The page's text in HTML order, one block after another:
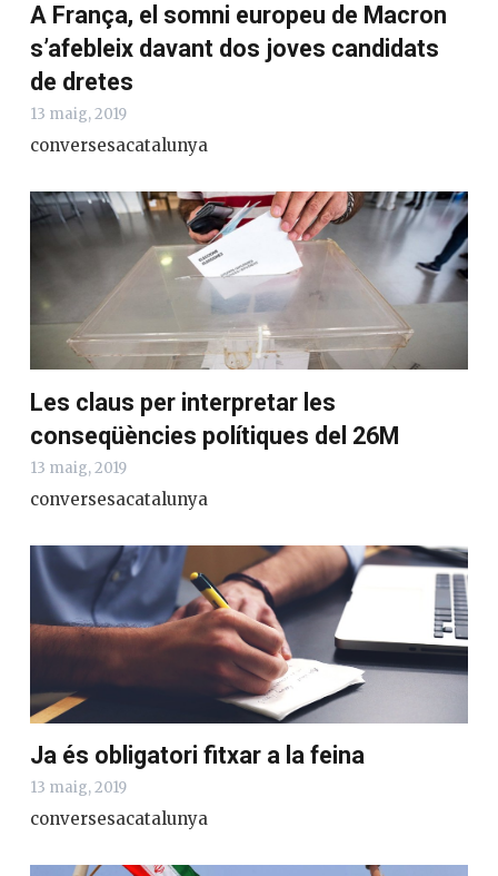
A França, el somni europeu de Macron
s’afebleix davant dos joves candidats
de dretes
13 maig, 2019
conversesacatalunya
Les claus per interpretar les
conseqüències polítiques del 26M
13 maig, 2019
conversesacatalunya
Ja és obligatori fitxar a la feina
13 maig, 2019
conversesacatalunya